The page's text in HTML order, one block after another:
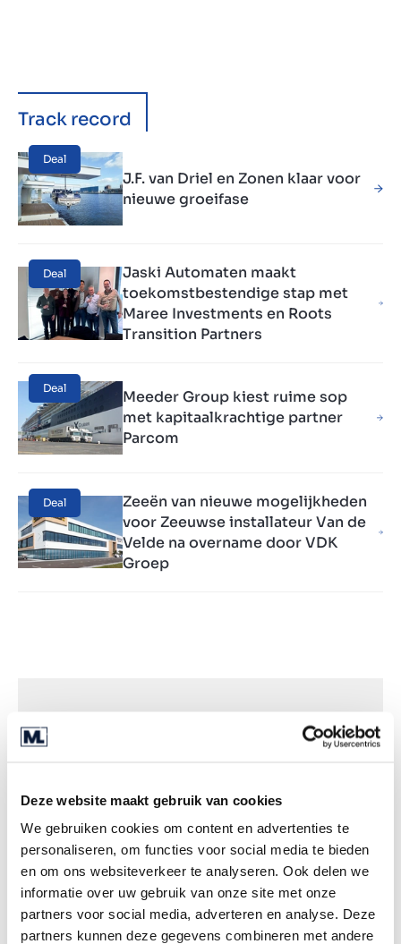
Deze website maakt gebruik van cookies
We gebruiken cookies om content en advertenties te
personaliseren, om functies voor social media te bieden
en om ons websiteverkeer te analyseren. Ook delen we
informatie over uw gebruik van onze site met onze
partners voor social media, adverteren en analyse. Deze
partners kunnen deze gegevens combineren met andere
Track record
Deal
J.F. van Driel en Zonen klaar voor
nieuwe groeifase
Deal
Jaski Automaten maakt
toekomstbestendige stap met
Maree Investments en Roots
Transition Partners
Deal
Meeder Group kiest ruime sop
met kapitaalkrachtige partner
Parcom
Deal
Zeeën van nieuwe mogelijkheden
voor Zeeuwse installateur Van de
Velde na overname door VDK
Groep
3011TA Rotterdam
+31 (0) 85 040 03 00
Routebeschrijving